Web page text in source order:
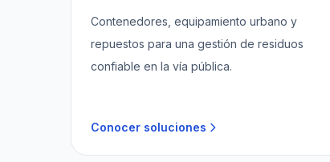
Contenedores, equipamiento urbano y
repuestos para una gestión de residuos
confiable en la vía pública.
Conocer soluciones